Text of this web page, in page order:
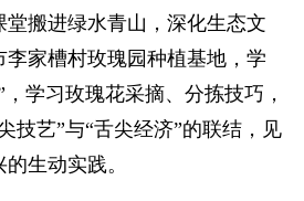
搬进绿水青山，深化生态文
李家槽村玫瑰园种植基地，学
学习玫瑰花采摘、分拣技巧，
技艺”与“舌尖经济”的联结，见
生动实践。